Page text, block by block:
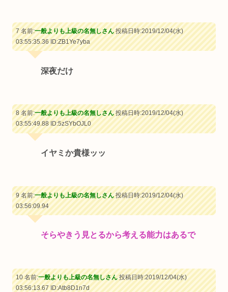
7 名前:一般よりも上級の名無しさん投稿日時:2019/12/04(水)
03:55:35.36ID:ZB1Ye7yba
深夜だけ
8 名前:一般よりも上級の名無しさん投稿日時:2019/12/04(水)
03:55:49.88ID:5zSYbOJL0
イヤミか貴様ッッ
9 名前:一般よりも上級の名無しさん投稿日時:2019/12/04(水)
03:56:09.94
そらやきう見とるから考える能力はあるで
10 名前:一般よりも上級の名無しさん投稿日時:2019/12/04(水)
03:56:13.67ID:Atb8D1n7d